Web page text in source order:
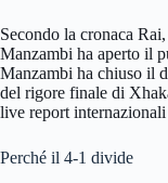
Secondo la cronaca
Manzambi ha aperto il
Manzambi ha chiuso il
del rigore finale di
live report
Perché il 4-1 divide